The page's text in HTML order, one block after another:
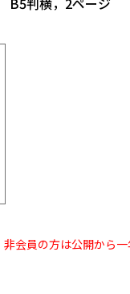
非会員の方は公開から